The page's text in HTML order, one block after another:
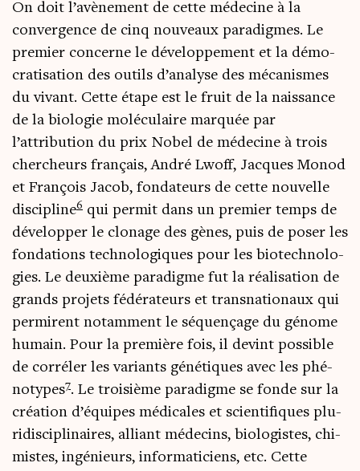
On doit l’avènement de cette méde­cine à la
conver­gence de cinq nou­veaux para­digmes. Le
pre­mier concerne le déve­lop­pe­ment et la démo­
cra­ti­sa­tion des outils d’analyse des méca­nismes
du vivant. Cette étape est le fruit de la nais­sance
de la bio­lo­gie molé­cu­laire mar­quée par
l’attribution du prix Nobel de méde­cine à trois
cher­cheurs fran­çais, André Lwoff, Jacques Monod
et Fran­çois Jacob, fon­da­teurs de cette nou­velle
dis­ci­pline6 qui per­mit dans un pre­mier temps de
déve­lop­per le clo­nage des gènes, puis de poser les
fon­da­tions tech­no­lo­giques pour les bio­tech­no­lo­
gies. Le deuxième para­digme fut la réa­li­sa­tion de
grands pro­jets fédé­ra­teurs et trans­na­tio­naux qui
per­mirent notam­ment le séquen­çage du génome
humain. Pour la pre­mière fois, il devint pos­sible
de cor­ré­ler les variants géné­tiques avec les phé­
no­types7. Le troi­sième para­digme se fonde sur la
créa­tion d’équipes médi­cales et scien­ti­fiques plu­
ri­dis­ci­pli­naires, alliant méde­cins, bio­lo­gistes, chi­
mistes, ingé­nieurs, infor­ma­ti­ciens, etc. Cette